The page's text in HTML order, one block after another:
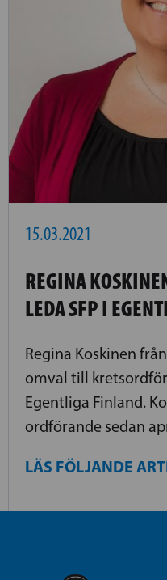
15.03.2021
REGINA
LEDA SFP I
Regina Koskinen
omval till
Egentliga Finland.
ordförande sedan
LÄS FÖLJANDE